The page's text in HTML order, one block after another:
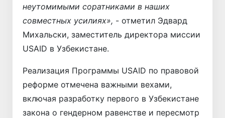
неутомимыми соратниками в наших
совместных усилиях», - отметил Эдвард
Михальски, заместитель директора миссии
USAID в Узбекистане.
Реализация Программы USAID по правовой
реформе отмечена важными вехами,
включая разработку первого в Узбекистане
закона о гендерном равенстве и пересмотр